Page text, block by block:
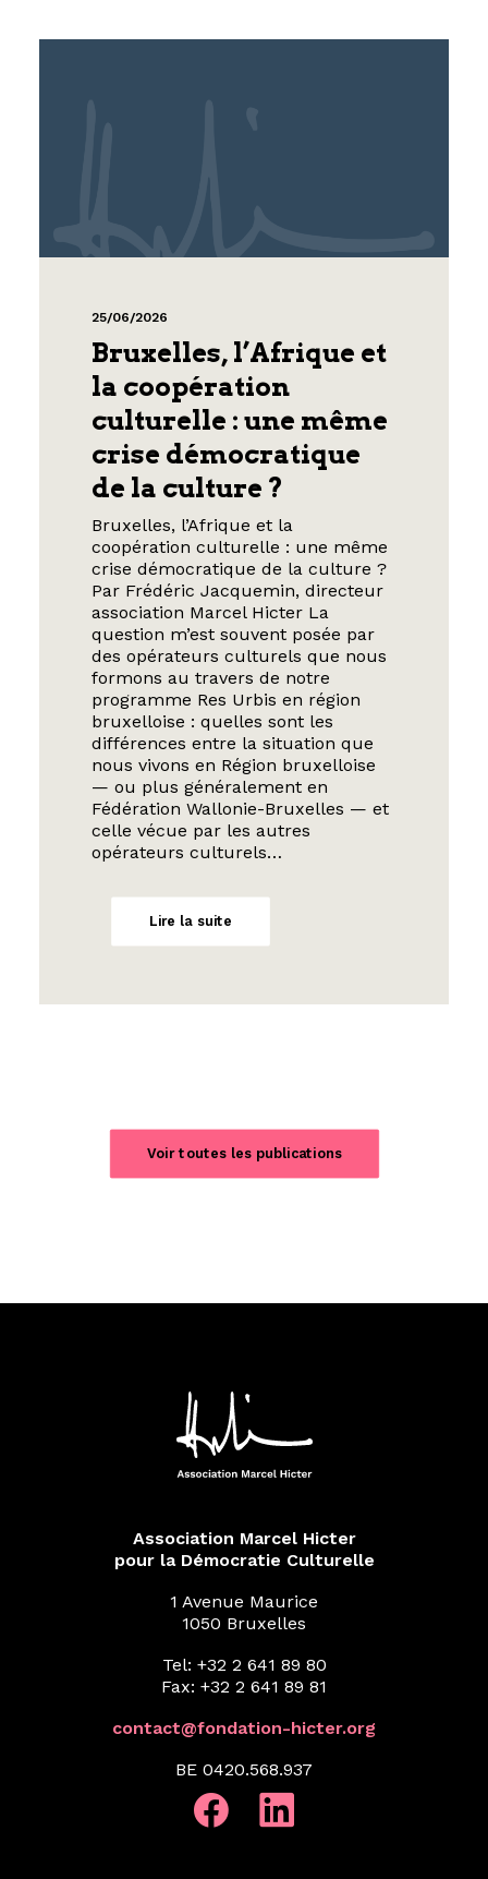
25/06/2026
Bruxelles, l’Afrique et
la coopération
culturelle : une même
crise démocratique
de la culture ?
Bruxelles, l’Afrique et la
coopération culturelle : une même
crise démocratique de la culture ?
Par Frédéric Jacquemin, directeur
association Marcel Hicter La
question m’est souvent posée par
des opérateurs culturels que nous
formons au travers de notre
programme Res Urbis en région
bruxelloise : quelles sont les
différences entre la situation que
nous vivons en Région bruxelloise
— ou plus généralement en
Fédération Wallonie-Bruxelles — et
celle vécue par les autres
opérateurs culturels…
Lire la suite
Voir toutes les publications
Association Marcel Hicter
pour la Démocratie Culturelle
1 Avenue Maurice
1050 Bruxelles
Tel: +32 2 641 89 80
Fax: +32 2 641 89 81
contact@fondation-hicter.org
BE 0420.568.937